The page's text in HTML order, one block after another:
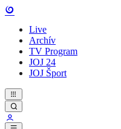
Live
Archív
TV Program
JOJ 24
JOJ Šport